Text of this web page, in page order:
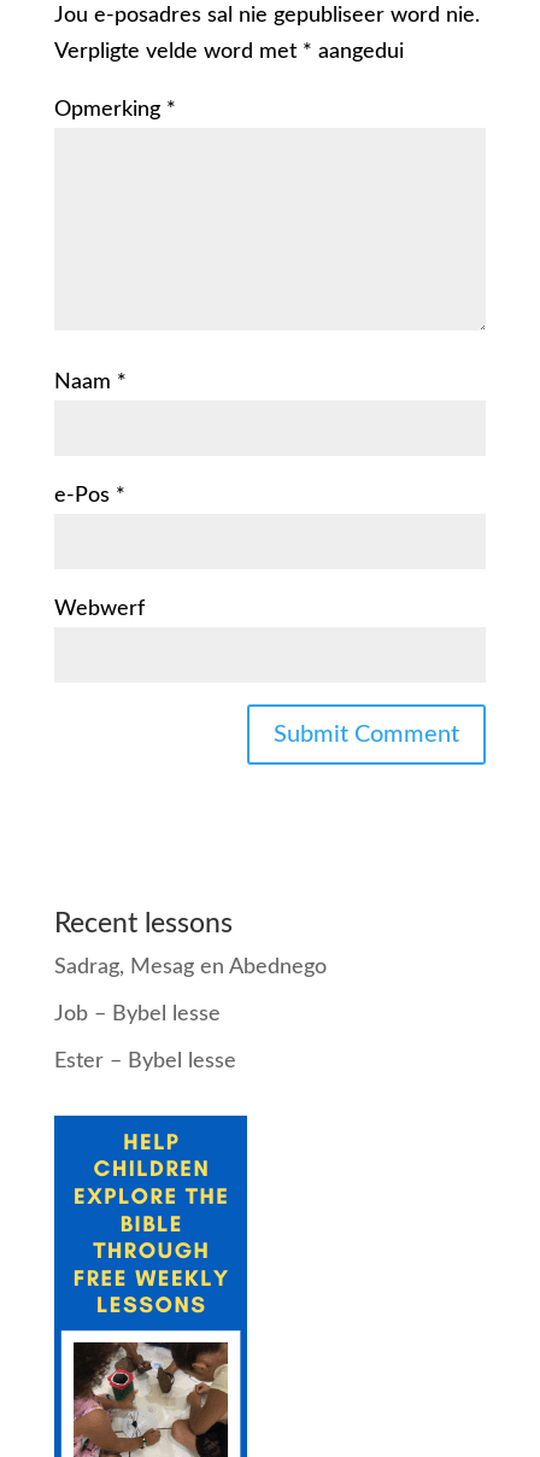
Jou e-posadres sal nie gepubliseer word nie.
Verpligte velde word met * aangedui
Opmerking *
Naam *
e-Pos *
Webwerf
Recent lessons
Sadrag, Mesag en Abednego
Job – Bybel lesse
Ester – Bybel lesse